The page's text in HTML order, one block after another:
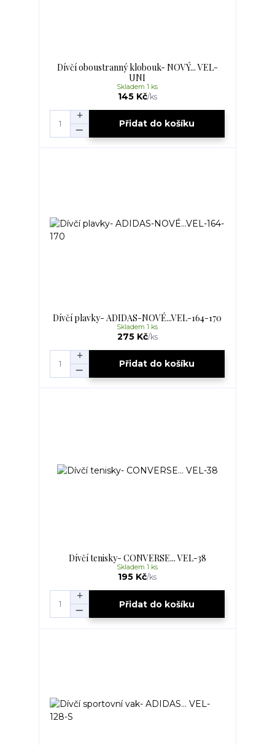
Dívčí oboustranný klobouk- NOVÝ... VEL-
UNI
145 Kč/ks
Skladem 1 ks
Přidat do košíku
Dívčí plavky- ADIDAS-NOVÉ...VEL-164-170
275 Kč/ks
Skladem 1 ks
Přidat do košíku
Dívčí tenisky- CONVERSE... VEL-38
195 Kč/ks
Skladem 1 ks
Přidat do košíku